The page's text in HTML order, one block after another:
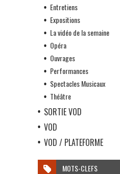
Entretiens
Expositions
La vidéo de la semaine
Opéra
Ouvrages
Performances
Spectacles Musicaux
Théâtre
SORTIE VOD
VOD
VOD / PLATEFORME
MOTS-CLEFS